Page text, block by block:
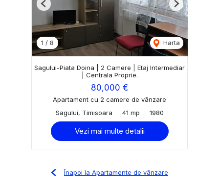
1 / 8 Harta
Previous Next
Sagului-Piata Doina | 2 Camere | Etaj Intermediar
| Centrala Proprie.
80,000 €
Apartament cu 2 camere de vânzare
Sagului, Timisoara
41 mp 1980
Vezi mai multe detalii
Înapoi la Apartamente de vânzare